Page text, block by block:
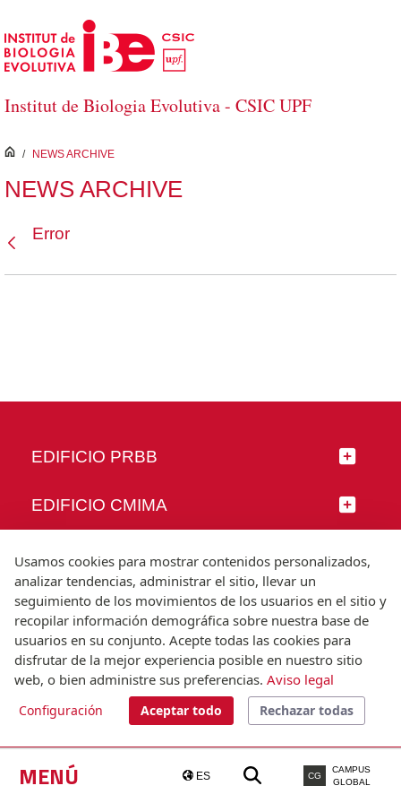
Saltar al contenido principal
Institut de Biologia Evolutiva - CSIC UPF
MENÚ ES CG
CAMPUS
GLOBAL
inici
/ NEWS ARCHIVE
NEWS ARCHIVE
Error
EDIFICIO PRBB
EDIFICIO CMIMA
SÍGUENOS
© Universitat Pompeu Fabra
Barcelona
T.(+34) 93 542 20 00
Usamos cookies para mostrar contenidos personalizados,
analizar tendencias, administrar el sitio, llevar un
seguimiento de los movimientos de los usuarios en el sitio y
recopilar información demográfica sobre nuestra base de
usuarios en su conjunto. Acepte todas las cookies para
disfrutar de la mejor experiencia posible en nuestro sitio
web, o bien administre sus preferencias. Aviso legal
Configuración Aceptar todo Rechazar todas